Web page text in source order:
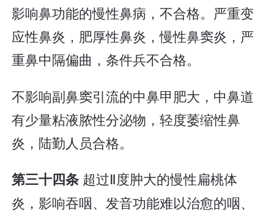
影响鼻功能的慢性鼻病，不合格。严重变
应性鼻炎，肥厚性鼻炎，慢性鼻窦炎，严
重鼻中隔偏曲，条件兵不合格。
不影响副鼻窦引流的中鼻甲肥大，中鼻道
有少量粘液脓性分泌物，轻度萎缩性鼻
炎，陆勤人员合格。
第三十四条 超过Ⅱ度肿大的慢性扁桃体
炎，影响吞咽、发音功能难以治愈的咽、